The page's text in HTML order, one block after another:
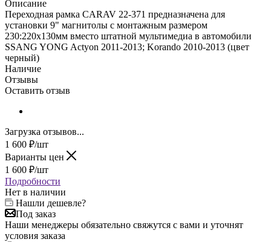
Описание
Переходная рамка CARAV 22-371 предназначена для
установки 9" магнитолы с монтажным размером
230:220х130мм вместо штатной мультимедиа в автомобили
SSANG YONG Actyon 2011-2013; Korando 2010-2013 (цвет
черный)
Наличие
Отзывы
Оставить отзыв
Загрузка отзывов...
1 600 ₽/шт
Варианты цен
1 600 ₽/шт
Подробности
Нет в наличии
Нашли дешевле?
Под заказ
Наши менеджеры обязательно свяжутся с вами и уточнят
условия заказа